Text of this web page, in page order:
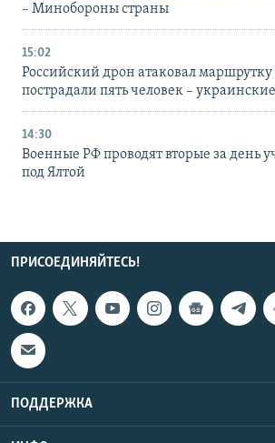
– Минобороны страны
15:02
Российский дрон атаковал маршрутку
пострадали пять человек –
14:30
Военные РФ проводят вторые за день
под Ялтой
ПРИСОЕДИНЯЙТЕСЬ!
ПОДДЕРЖКА